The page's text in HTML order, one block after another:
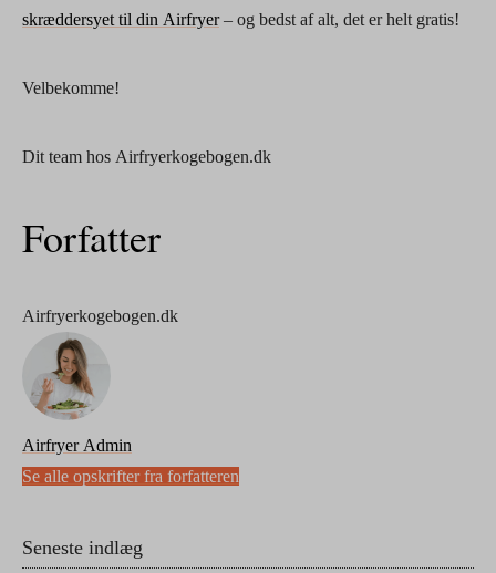
skræddersyet til din Airfryer– og bedst af alt, det er helt gratis!
Velbekomme!
Dit team hos Airfryerkogebogen.dk
Forfatter
Airfryerkogebogen.dk
Airfryer Admin
Se alle opskrifter fra forfatteren
Seneste indlæg